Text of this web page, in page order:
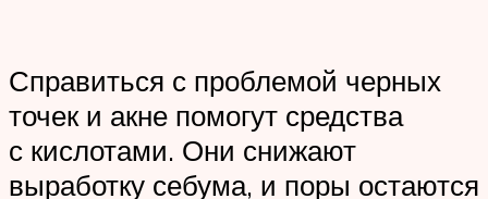
Справиться с проблемой черных
точек и акне помогут средства
с кислотами. Они снижают
выработку себума, и поры остаются